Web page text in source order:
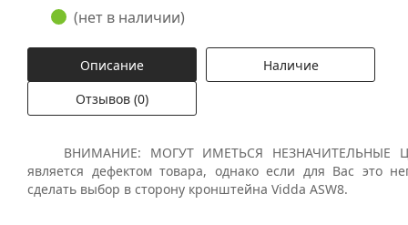
(нет в наличии)
Описание
Наличие
Отзывов (0)
ВНИМАНИЕ: МОГУТ ИМЕТЬСЯ НЕЗНАЧИТЕЛЬНЫЕ
является дефектом товара, однако если для Вас это
сделать выбор в сторону кронштейна Vidda ASW8.